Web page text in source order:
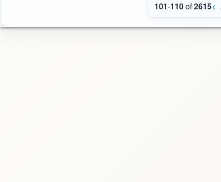
101-110of2615<